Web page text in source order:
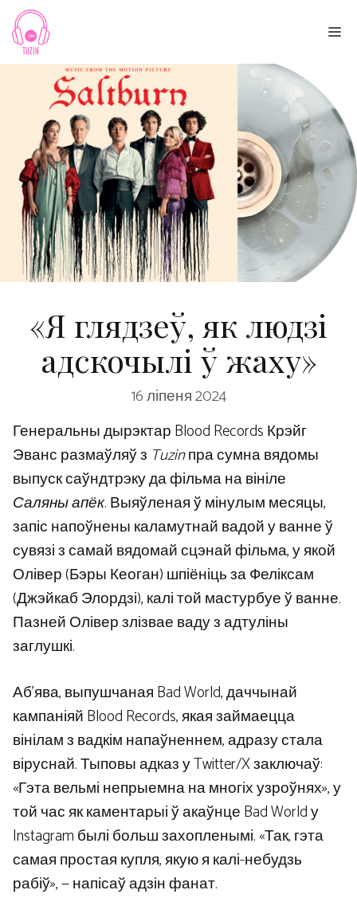
Skip
content
«Я глядзеў, як людзі
адскочылі ў жаху»
16 ліпеня 2024
Генеральны дырэктар Blood Records Крэйг
Эванс размаўляў з Tuzinпра сумна вядомы
выпуск саўндтрэку да фільма на вініле
Саляны апёк. Выяўленая ў мінулым месяцы,
запіс напоўнены каламутнай вадой у ванне ў
сувязі з самай вядомай сцэнай фільма, у якой
Олівер (Бэры Кеоган) шпіёніць за Феліксам
(Джэйкаб Элордзі), калі той мастурбуе ў ванне.
Пазней Олівер злізвае ваду з адтуліны
заглушкі.
Аб’ява, выпушчаная Bad World, даччынай
кампаніяй Blood Records, якая займаецца
вінілам з вадкім напаўненнем, адразу стала
віруснай. Тыповы адказ у Twitter/X заключаў:
«Гэта вельмі непрыемна на многіх узроўнях», у
той час як каментарыі ў акаўнце Bad World у
Instagram былі больш захопленымі. «Так, гэта
самая простая купля, якую я калі-небудзь
рабіў», — напісаў адзін фанат.